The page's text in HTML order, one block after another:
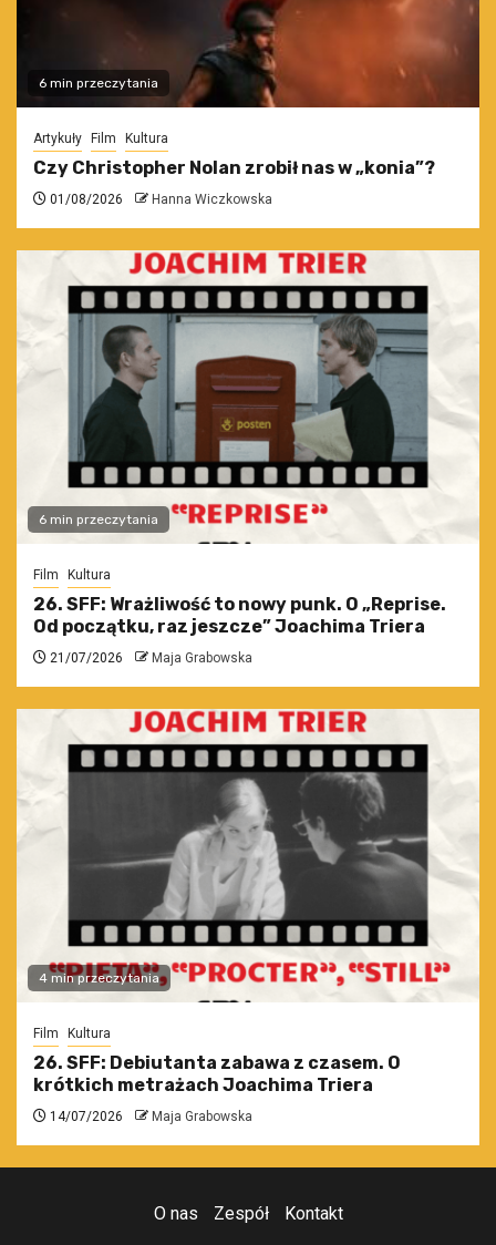
6 min przeczytania
Artykuły Film Kultura
Czy Christopher Nolan zrobił nas w „konia”?
01/08/2026 Hanna Wiczkowska
6 min przeczytania
Film Kultura
26. SFF: Wrażliwość to nowy punk. O „Reprise.
Od początku, raz jeszcze” Joachima Triera
21/07/2026 Maja Grabowska
4 min przeczytania
Film Kultura
26. SFF: Debiutanta zabawa z czasem. O
krótkich metrażach Joachima Triera
14/07/2026 Maja Grabowska
O nas Zespół Kontakt